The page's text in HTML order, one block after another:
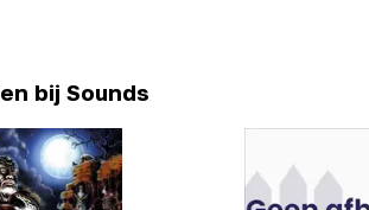
bij Sounds